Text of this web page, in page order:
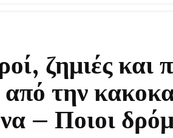
ζημιές και
την
– Ποιοι